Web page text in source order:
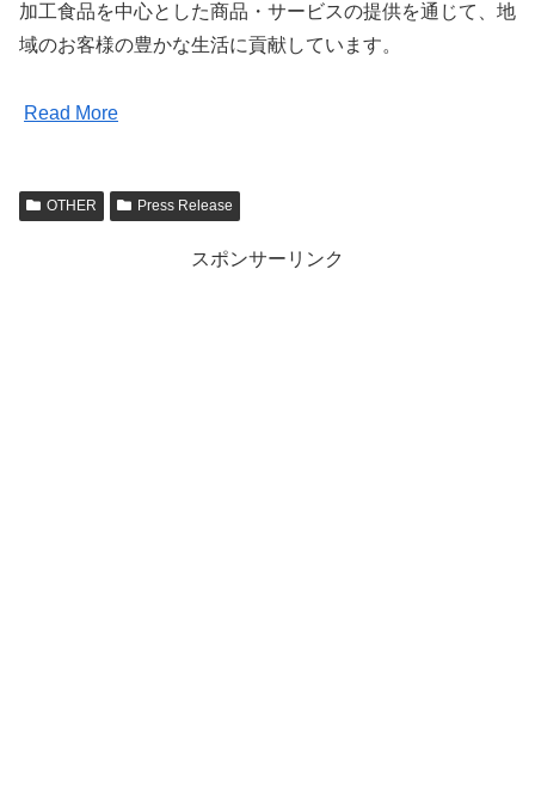
加工食品を中心とした商品・サービスの提供を通じて、地
域のお客様の豊かな生活に貢献しています。
Read More
OTHER Press Release
スポンサーリンク